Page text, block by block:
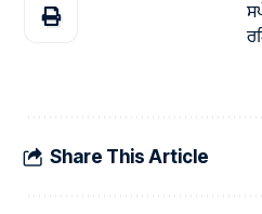
Share This Article